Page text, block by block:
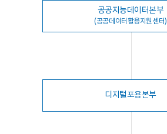
공공지능데이터본부
(공공데이터활용지원센터)
디지털포용본부